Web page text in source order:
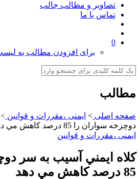
تصاویر و مطالب جالب
تماس با ما
0
برای افزودن مطالب به لیست
مطالب
صفحه اصلی > ایمنی ،مقررات و قوانین >
دوچرخه سواران را 85 درصد كاهش مي دهد
ایمنی ،مقررات و قوانین
كلاه ايمني آسيب به سر
85 درصد كاهش مي دهد